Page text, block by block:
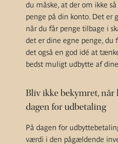
du måske, at der om ikke
penge på din konto. Det er
når du får penge tilbage i
det er dine egne penge, du
det også en god idé at
bedst muligt udbytte af
Bliv ikke bekymret, når
dagen for udbetaling
På dagen for
værdi i den pågældende